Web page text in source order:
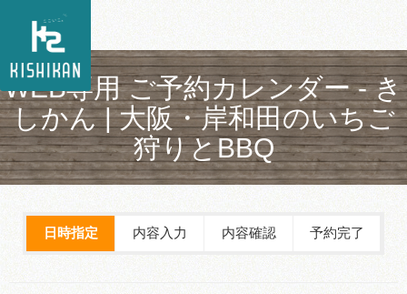
WEB専用 ご予約カレンダー - き
しかん | 大阪・岸和田のいちご
狩りとBBQ
日時指定 内容入力 内容確認 予約完了